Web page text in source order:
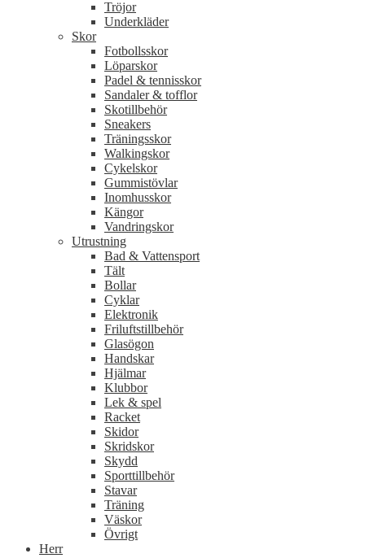
Tröjor
Underkläder
Skor
Fotbollsskor
Löparskor
Padel & tennisskor
Sandaler & tofflor
Skotillbehör
Sneakers
Träningsskor
Walkingskor
Cykelskor
Gummistövlar
Inomhusskor
Kängor
Vandringskor
Utrustning
Bad & Vattensport
Tält
Bollar
Cyklar
Elektronik
Friluftstillbehör
Glasögon
Handskar
Hjälmar
Klubbor
Lek & spel
Racket
Skidor
Skridskor
Skydd
Sporttillbehör
Stavar
Träning
Väskor
Övrigt
Herr